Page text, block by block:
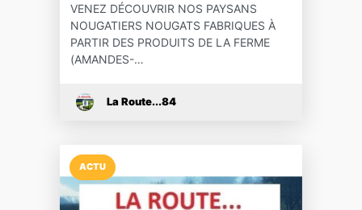
VENEZ DÉCOUVRIR NOS PAYSANS
NOUGATIERS NOUGATS FABRIQUES À
PARTIR DES PRODUITS DE LA FERME
(AMANDES-…
La Route...84
ACTU